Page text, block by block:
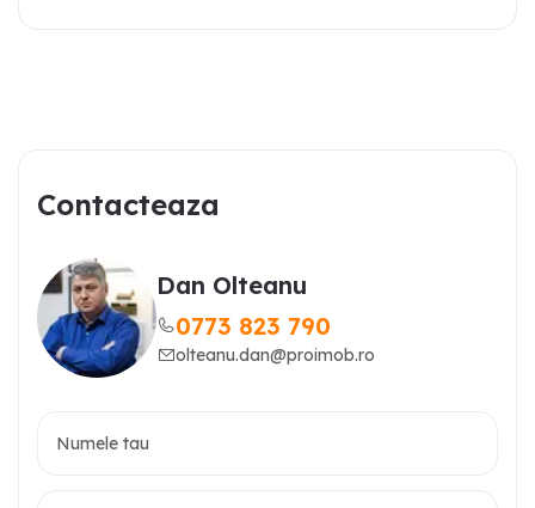
Contacteaza
Dan Olteanu
0773 823 790
olteanu.dan@proimob.ro